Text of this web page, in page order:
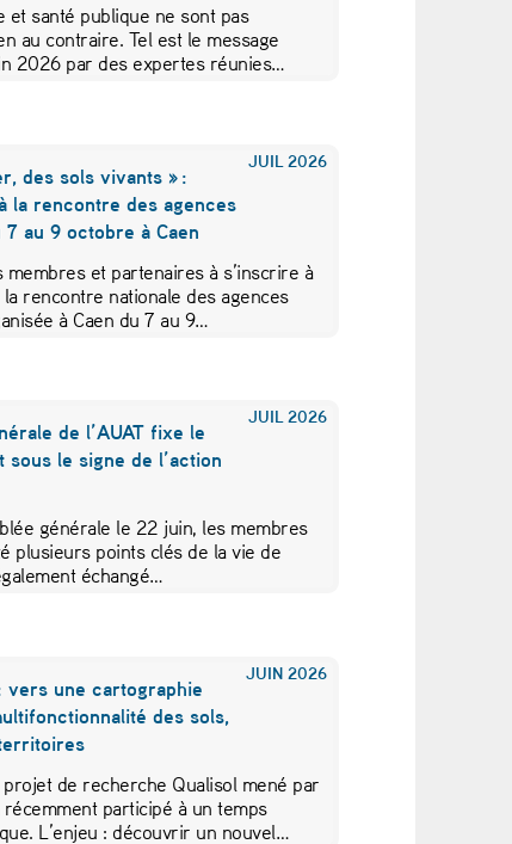
et santé publique ne sont pas
au contraire. Tel est le message
2026 par des expertes réunies…
JUIL 2026
des sols vivants » :
la rencontre des agences
7 au 9 octobre à Caen
membres et partenaires à s’inscrire à
rencontre nationale des agences
à Caen du 7 au 9…
JUIL 2026
de l’AUAT fixe le
sous le signe de l’action
générale le 22 juin, les membres
plusieurs points clés de la vie de
échangé…
JUIN 2026
vers une cartographie
des sols,
de recherche Qualisol mené par
récemment participé à un temps
L’enjeu : découvrir un nouvel…